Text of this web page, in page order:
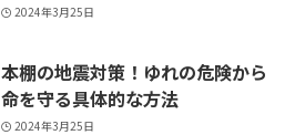
2024年3月25日
本棚の地震対策！ゆれの危険から
命を守る具体的な方法
2024年3月25日